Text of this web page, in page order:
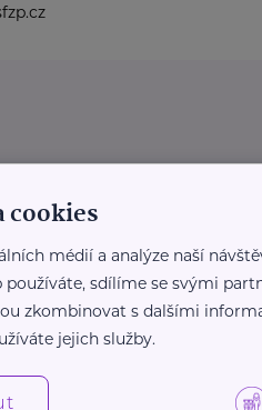
cookies
médií a analýze naší
sdílíme se svými
zkombinovat s dalšími
jejich služby.